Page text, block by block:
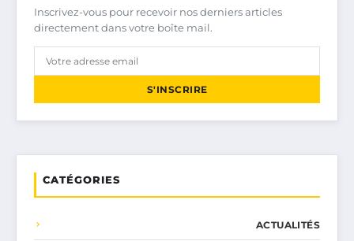
Inscrivez-vous pour recevoir nos derniers articles
directement dans votre boîte mail.
S'INSCRIRE
CATÉGORIES
ACTUALITÉS